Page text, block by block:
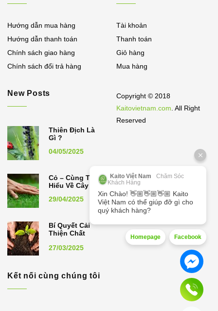
Hướng dẫn mua hàng
Hướng dẫn thanh toán
Chính sách giao hàng
Chính sách đổi trả hàng
New Posts
Thiên Địch Là
Gì ?
04/05/2025
Cỏ – Cùng Tìm
Hiểu Về Cây Cỏ
29/04/2025
Bí Quyết Cải
Thiện Chất
Nâng Cao Năng
27/03/2025
Tài khoản
Thanh toán
Giỏ hàng
Mua hàng
Copyright © 2018
Kaitovietnam.com . All Right
Reserved
Kết nối cùng chúng tôi
Kaito Việt Nam
Chăm Sóc
Khách Hàng
Xin Chào! 👋🏼👋🏼👋🏼 Kaito
Việt Nam có thể giúp đỡ gì cho
quý khách hàng?
Homepage Facebook